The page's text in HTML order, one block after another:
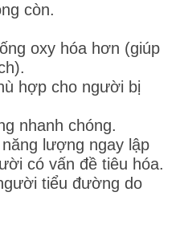
còn.
oxy hóa hơn (giúp
hợp cho người bị
nhanh chóng.
lượng ngay lập
có vấn đề tiêu hóa.
tiểu đường do